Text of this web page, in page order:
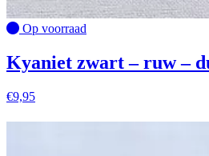
Op voorraad
Kyaniet zwart – ruw –
€9,95